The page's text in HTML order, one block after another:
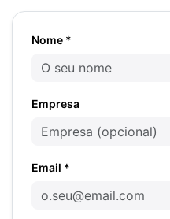
Nome *
Empresa
Email *